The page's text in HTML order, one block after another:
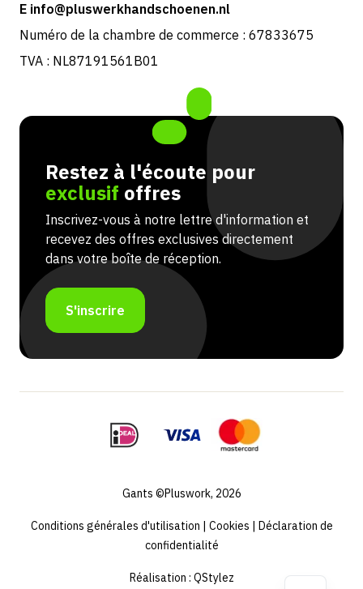
E info@pluswerkhandschoenen.nl
Numéro de la chambre de commerce : 67833675
TVA : NL87191561B01
Restez à l'écoute pour
exclusif offres
Inscrivez-vous à notre lettre d'information et
recevez des offres exclusives directement
dans votre boîte de réception.
S'inscrire
Gants ©Pluswork, 2026
Conditions générales d'utilisation | Cookies | Déclaration de
confidentialité
Réalisation : QStylez